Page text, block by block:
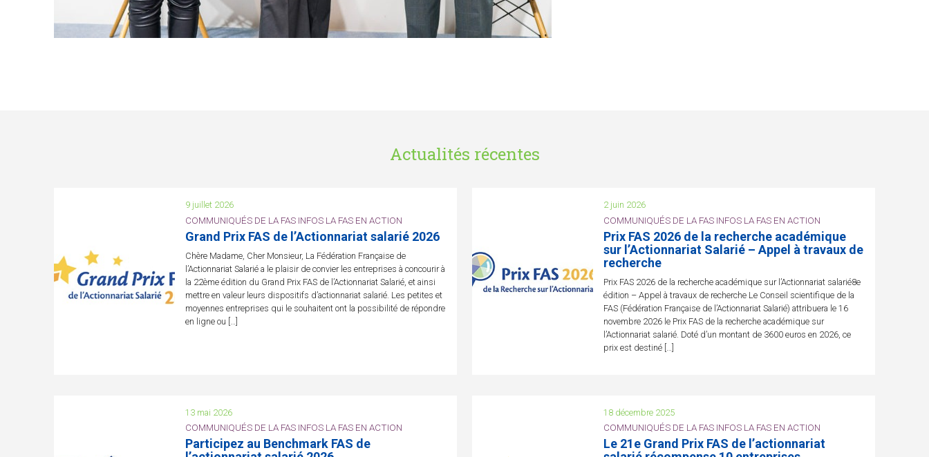
Actualités récentes
9 juillet 2026
COMMUNIQUÉS DE LA FAS INFOS LA FAS EN ACTION
Grand Prix FAS de l’Actionnariat salarié 2026
Chère Madame, Cher Monsieur, La Fédération Française de
l’Actionnariat Salarié a le plaisir de convier les entreprises à concourir à
la 22ème édition du Grand Prix FAS de l’Actionnariat Salarié, et ainsi
mettre en valeur leurs dispositifs d’actionnariat salarié. Les petites et
moyennes entreprises qui le souhaitent ont la possibilité de répondre
en ligne ou […]
2 juin 2026
COMMUNIQUÉS DE LA FAS INFOS LA FAS EN ACTION
Prix FAS 2026 de la recherche académique
sur l’Actionnariat Salarié – Appel à travaux de
recherche
Prix FAS 2026 de la recherche académique sur l’Actionnariat salarié8e
édition – Appel à travaux de recherche Le Conseil scientifique de la
FAS (Fédération Française de l’Actionnariat Salarié) attribuera le 16
novembre 2026 le Prix FAS de la recherche académique sur
l’Actionnariat salarié. Doté d’un montant de 3600 euros en 2026, ce
prix est destiné […]
13 mai 2026
COMMUNIQUÉS DE LA FAS INFOS LA FAS EN ACTION
Participez au Benchmark FAS de
18 décembre 2025
COMMUNIQUÉS DE LA FAS INFOS LA FAS EN ACTION
Le 21e Grand Prix FAS de l’actionnariat